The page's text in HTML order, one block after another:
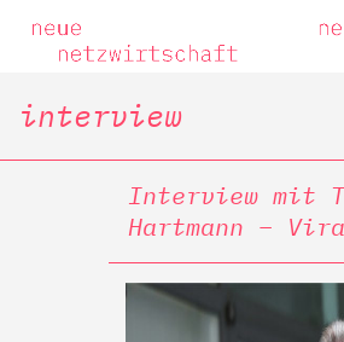
interview
Interview mit
Hartmann –